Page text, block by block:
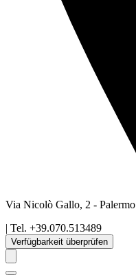
Via Nicolò Gallo, 2 - Palermo
| Tel. +39.070.513489
Verfügbarkeit überprüfen